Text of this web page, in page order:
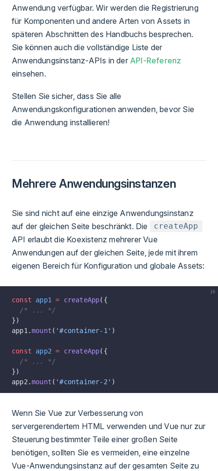
Anwendung verfügbar. Wir werden die Registrierung
für Komponenten und andere Arten von Assets in
späteren Abschnitten des Handbuchs besprechen.
Sie können auch die vollständige Liste der
Anwendungsinstanz-APIs in der API-Referenz
einsehen.
Stellen Sie sicher, dass Sie alle
Anwendungskonfigurationen anwenden, bevor Sie
die Anwendung installieren!
Mehrere Anwendungsinstanzen
Sie sind nicht auf eine einzige Anwendungsinstanz
auf der gleichen Seite beschränkt. Die
createApp
API erlaubt die Koexistenz mehrerer Vue
Anwendungen auf der gleichen Seite, jede mit ihrem
eigenen Bereich für Konfiguration und globale Assets:
js
const app1 = createApp({
  /* ... */
})
app1.mount ( '#container-1' )
const app2 = createApp({
  /* ... */
})
app2.mount ( '#container-2' )
Wenn Sie Vue zur Verbesserung von
servergerendertem HTML verwenden und Vue nur zur
Steuerung bestimmter Teile einer großen Seite
benötigen, sollten Sie es vermeiden, eine einzelne
Vue-Anwendungsinstanz auf der gesamten Seite zu